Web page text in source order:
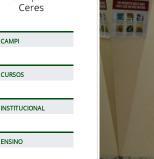
CAMPI
CURSOS
INSTITUCIONAL
ENSINO